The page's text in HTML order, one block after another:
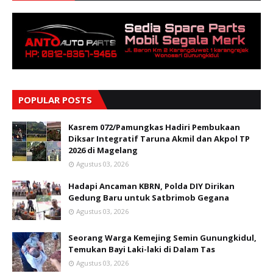
POPULAR POSTS
Kasrem 072/Pamungkas Hadiri Pembukaan
Diksar Integratif Taruna Akmil dan Akpol TP
2026 di Magelang
Agustus 03, 2026
Hadapi Ancaman KBRN, Polda DIY Dirikan
Gedung Baru untuk Satbrimob Gegana
Agustus 03, 2026
Seorang Warga Kemejing Semin Gunungkidul,
Temukan Bayi Laki-laki di Dalam Tas
Agustus 03, 2026